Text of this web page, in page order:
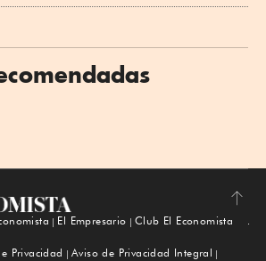
Subir
El Empresario
Club El Economista
Privacidad
Aviso de Privacidad Integral